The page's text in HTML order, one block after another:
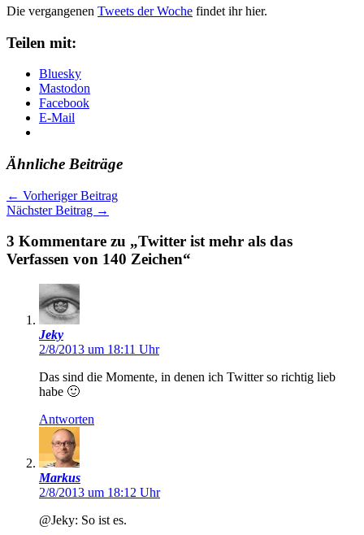
Die vergangenen Tweets der Woche findet ihr hier.
Teilen mit:
Bluesky
Mastodon
Facebook
E-Mail
Ähnliche Beiträge
← Vorheriger Beitrag
Nächster Beitrag →
3 Kommentare zu „Twitter ist mehr als das
Verfassen von 140 Zeichen“
Jeky
2/8/2013 um 18:11 Uhr
Das sind die Momente, in denen ich Twitter so richtig lieb
habe 🙂
Antworten
Markus
2/8/2013 um 18:12 Uhr
@Jeky: So ist es.